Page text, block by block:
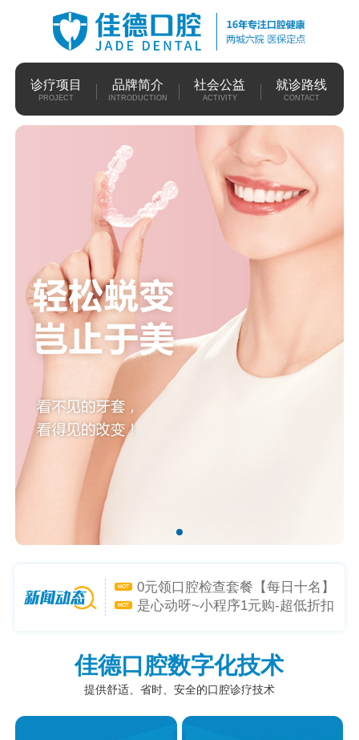
诊疗项目
PROJECT
品牌简介
INTRODUCTION
社会公益
ACTIVITY
就诊路线
CONTACT
生！
HOT 0元领口腔检查套餐【每日十名】
HOT
是心动呀~小程序1元购-超低折扣
佳德口腔数字化技术
提供舒适、省时、安全的口腔诊疗技术